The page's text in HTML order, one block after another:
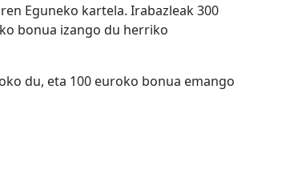
Eguneko kartela. Irabazleak 300
bonua izango du herriko
du, eta 100 euroko bonua emango